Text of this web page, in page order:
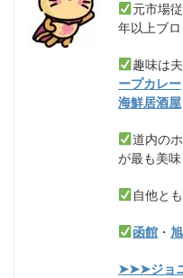
元市場
年以上ブ
趣味は
ープカレー
海鮮居酒屋
道内の
が最も美
自他と
函館 ・
➤➤➤ジョ